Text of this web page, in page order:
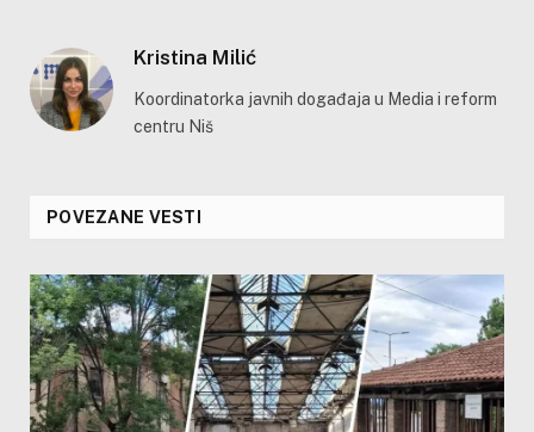
Kristina Milić
Koordinatorka javnih događaja u Media i reform
centru Niš
POVEZANE VESTI